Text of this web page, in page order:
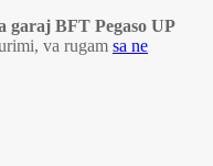
garaj BFT Pegaso UP
va rugam sa ne